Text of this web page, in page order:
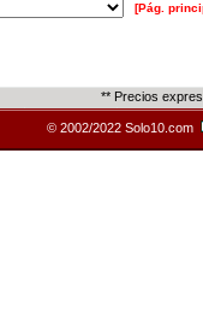
[Pág.
** Precios
© 2002/2022 Solo10.com